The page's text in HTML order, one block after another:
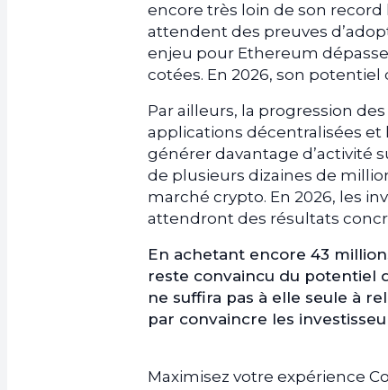
encore très loin de son
attendent des preuves
enjeu pour Ethereum
cotées. En 2026, son
Par ailleurs, la progression
applications décentralisées
générer davantage d’activité
de plusieurs dizaines de
marché crypto. En 2026, les
attendront des résultats
En achetant encore 43
reste convaincu du potentiel
ne suffira pas à elle seule à
par convaincre les
Maximisez votre expérience